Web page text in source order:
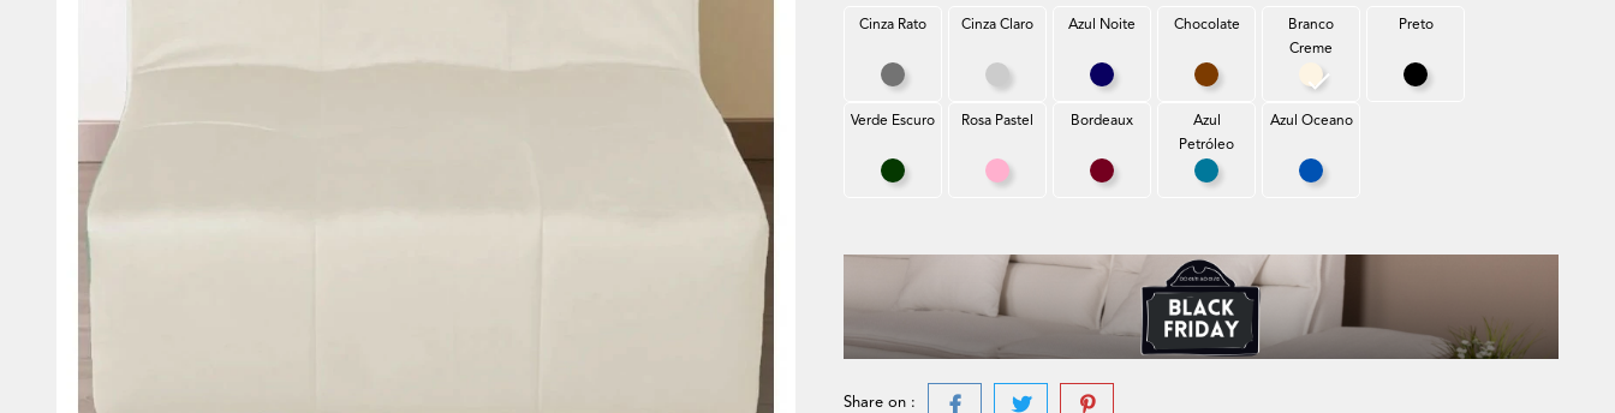
Cinza Rato
Cinza Rato
Cinza Claro Azul Noite
Azul Noite
Chocolate
Chocolate
Branco
Creme
Branco Creme
Preto
Preto
Verde Escuro
Verde Escuro
Rosa Pastel
Rosa Pastel
Bordeaux
Bordeaux
Azul
Petróleo
Azul Petróleo
Azul Oceano
Azul Oceano
Share on :